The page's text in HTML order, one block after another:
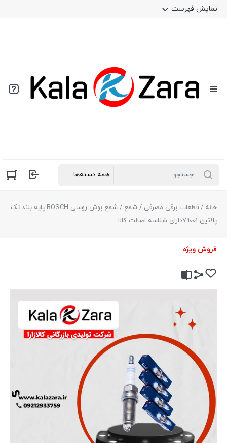
نمایش فهرست
خانه / قطعات برقی مصرفی / شمع
/ شمع بوش روسی BOSCH پایه بلند تک
پلاتین 79001دارای شناسه اصالت کالا
فروش ویژه